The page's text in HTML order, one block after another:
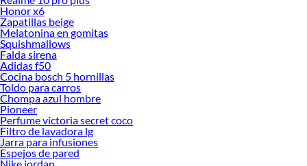
Honor x6
Zapatillas beige
Melatonina en gomitas
Squishmallows
Falda sirena
Adidas f50
Cocina bosch 5 hornillas
Toldo para carros
Chompa azul hombre
Pioneer
Perfume victoria secret coco
Filtro de lavadora lg
Jarra para infusiones
Espejos de pared